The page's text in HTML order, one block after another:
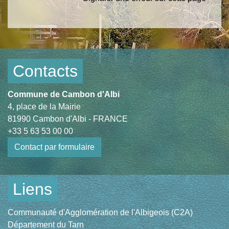
Contacts
Commune de Cambon d'Albi
4, place de la Mairie
81990 Cambon d'Albi - FRANCE
+33 5 63 53 00 00
Contact par formulaire
Liens
Communauté d'Agglomération de l'Albigeois (C2A)
Département du Tarn